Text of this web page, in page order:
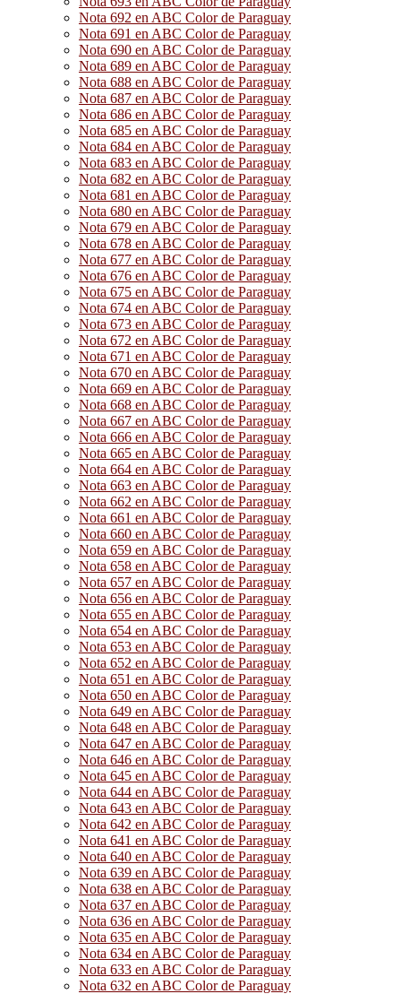
Nota 692 en ABC Color de Paraguay
Nota 691 en ABC Color de Paraguay
Nota 690 en ABC Color de Paraguay
Nota 689 en ABC Color de Paraguay
Nota 688 en ABC Color de Paraguay
Nota 687 en ABC Color de Paraguay
Nota 686 en ABC Color de Paraguay
Nota 685 en ABC Color de Paraguay
Nota 684 en ABC Color de Paraguay
Nota 683 en ABC Color de Paraguay
Nota 682 en ABC Color de Paraguay
Nota 681 en ABC Color de Paraguay
Nota 680 en ABC Color de Paraguay
Nota 679 en ABC Color de Paraguay
Nota 678 en ABC Color de Paraguay
Nota 677 en ABC Color de Paraguay
Nota 676 en ABC Color de Paraguay
Nota 675 en ABC Color de Paraguay
Nota 674 en ABC Color de Paraguay
Nota 673 en ABC Color de Paraguay
Nota 672 en ABC Color de Paraguay
Nota 671 en ABC Color de Paraguay
Nota 670 en ABC Color de Paraguay
Nota 669 en ABC Color de Paraguay
Nota 668 en ABC Color de Paraguay
Nota 667 en ABC Color de Paraguay
Nota 666 en ABC Color de Paraguay
Nota 665 en ABC Color de Paraguay
Nota 664 en ABC Color de Paraguay
Nota 663 en ABC Color de Paraguay
Nota 662 en ABC Color de Paraguay
Nota 661 en ABC Color de Paraguay
Nota 660 en ABC Color de Paraguay
Nota 659 en ABC Color de Paraguay
Nota 658 en ABC Color de Paraguay
Nota 657 en ABC Color de Paraguay
Nota 656 en ABC Color de Paraguay
Nota 655 en ABC Color de Paraguay
Nota 654 en ABC Color de Paraguay
Nota 653 en ABC Color de Paraguay
Nota 652 en ABC Color de Paraguay
Nota 651 en ABC Color de Paraguay
Nota 650 en ABC Color de Paraguay
Nota 649 en ABC Color de Paraguay
Nota 648 en ABC Color de Paraguay
Nota 647 en ABC Color de Paraguay
Nota 646 en ABC Color de Paraguay
Nota 645 en ABC Color de Paraguay
Nota 644 en ABC Color de Paraguay
Nota 643 en ABC Color de Paraguay
Nota 642 en ABC Color de Paraguay
Nota 641 en ABC Color de Paraguay
Nota 640 en ABC Color de Paraguay
Nota 639 en ABC Color de Paraguay
Nota 638 en ABC Color de Paraguay
Nota 637 en ABC Color de Paraguay
Nota 636 en ABC Color de Paraguay
Nota 635 en ABC Color de Paraguay
Nota 634 en ABC Color de Paraguay
Nota 633 en ABC Color de Paraguay
Nota 632 en ABC Color de Paraguay